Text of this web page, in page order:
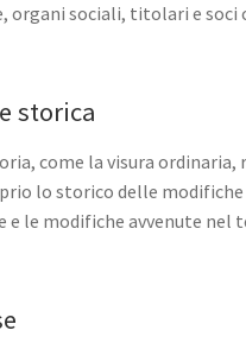
sociali, titolari e soci
storica
come la visura
lo storico delle
e le modifiche avvenute nel